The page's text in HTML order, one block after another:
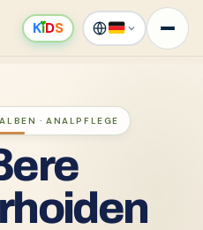
KıDS
· ANALPFLEGE